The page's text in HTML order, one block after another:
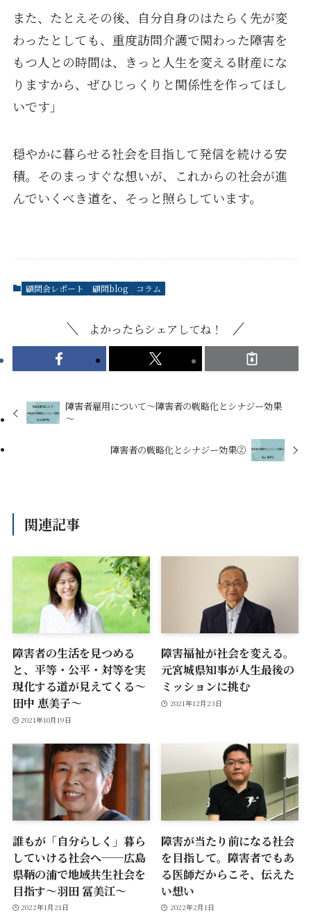
また、たとえその後、自分自身のはたらく先が変
わったとしても、重度訪問介護で関わった障害を
もつ人との時間は、きっと人生を変える財産にな
りますから、ぜひじっくりと関係性を作ってほし
いです」
穏やかに暮らせる社会を目指して発信を続ける安
積。そのまっすぐな想いが、これからの社会が進
んでいくべき道を、そっと照らしています。
顧問会レポート 顧問blog コラム
よかったらシェアしてね！
障害者雇用について～障害者の戦略化とシナジー効果
～
障害者の戦略化とシナジー効果②
関連記事
障害者の生活を見つめる
と、平等・公平・対等を実
現化する道が見えてくる〜
田中 恵美子〜
2021年10月19日
障害福祉が社会を変える。
元宮城県知事が人生最後の
ミッションに挑む
2021年12月23日
誰もが「自分らしく」暮ら
していける社会へ──広島
県鞆の浦で地域共生社会を
目指す〜羽田 冨美江〜
2022年1月21日
障害が当たり前になる社会
を目指して。障害者でもあ
る医師だからこそ、伝えた
い想い
2022年2月1日